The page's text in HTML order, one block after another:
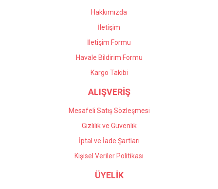
Hakkımızda
İletişim
İletişim Formu
Havale Bildirim Formu
Kargo Takibi
ALIŞVERİŞ
Mesafeli Satış Sözleşmesi
Gizlilik ve Güvenlik
İptal ve İade Şartları
Kişisel Veriler Politikası
ÜYELİK